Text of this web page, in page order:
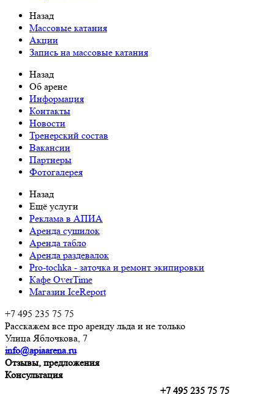
Назад
Массовые катания
Акции
Запись на массовые катания
Назад
Об арене
Информация
Контакты
Новости
Тренерский состав
Вакансии
Партнеры
Фотогалерея
Назад
Ещё услуги
Реклама в АПИА
Аренда сушилок
Аренда табло
Аренда раздевалок
Pro-tochka - заточка и ремонт экипировки
Кафе OverTime
Магазин IceReport
+7 495 235 75 75
Расскажем все про аренду льда и не только
Улица Яблочкова, 7
info@apiaarena.ru
Отзывы, предложения
Консультация
+7 495 235 75 75